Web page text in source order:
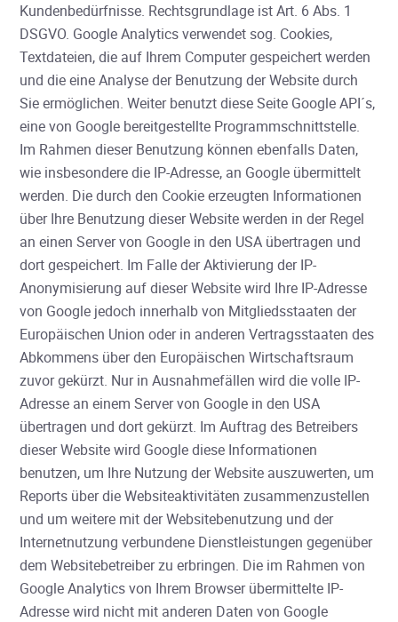
Kundenbedürfnisse. Rechtsgrundlage ist Art. 6 Abs. 1
DSGVO. Google Analytics verwendet sog. Cookies,
Textdateien, die auf Ihrem Computer gespeichert werden
und die eine Analyse der Benutzung der Website durch
Sie ermöglichen. Weiter benutzt diese Seite Google API´s,
eine von Google bereitgestellte Programmschnittstelle.
Im Rahmen dieser Benutzung können ebenfalls Daten,
wie insbesondere die IP-Adresse, an Google übermittelt
werden. Die durch den Cookie erzeugten Informationen
über Ihre Benutzung dieser Website werden in der Regel
an einen Server von Google in den USA übertragen und
dort gespeichert. Im Falle der Aktivierung der IP-
Anonymisierung auf dieser Website wird Ihre IP-Adresse
von Google jedoch innerhalb von Mitgliedsstaaten der
Europäischen Union oder in anderen Vertragsstaaten des
Abkommens über den Europäischen Wirtschaftsraum
zuvor gekürzt. Nur in Ausnahmefällen wird die volle IP-
Adresse an einem Server von Google in den USA
übertragen und dort gekürzt. Im Auftrag des Betreibers
dieser Website wird Google diese Informationen
benutzen, um Ihre Nutzung der Website auszuwerten, um
Reports über die Websiteaktivitäten zusammenzustellen
und um weitere mit der Websitebenutzung und der
Internetnutzung verbundene Dienstleistungen gegenüber
dem Websitebetreiber zu erbringen. Die im Rahmen von
Google Analytics von Ihrem Browser übermittelte IP-
Adresse wird nicht mit anderen Daten von Google